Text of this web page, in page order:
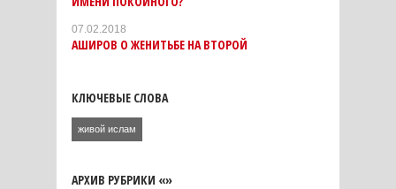
07.02.2018
АШИРОВ О ЖЕНИТЬБЕ НА ВТОРОЙ
КЛЮЧЕВЫЕ СЛОВА
живой ислам
АРХИВ РУБРИКИ «»